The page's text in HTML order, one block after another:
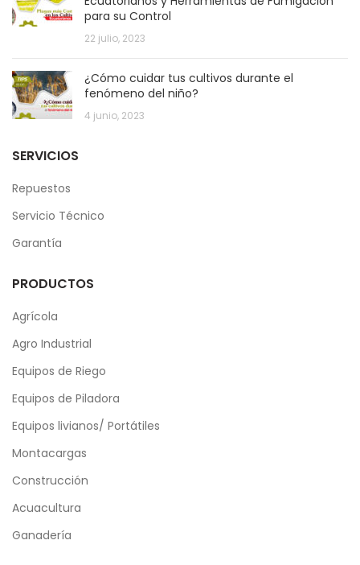
para su Control
22 julio, 2023
¿Cómo cuidar tus cultivos durante el
fenómeno del niño?
4 junio, 2023
SERVICIOS
Repuestos
Servicio Técnico
Garantía
PRODUCTOS
Agrícola
Agro Industrial
Equipos de Riego
Equipos de Piladora
Equipos livianos/ Portátiles
Montacargas
Construcción
Acuacultura
Ganadería